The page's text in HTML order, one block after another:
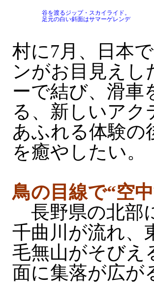
谷を渡るジップ・スカイライド。
足元の白い斜面はサマーゲレンデ
村に7月、日本
ンがお目見えし
ーで結び、滑車
る、新しいアク
あふれる体験の
を癒やしたい。
鳥の目線で“空
長野県の北部
千曲川が流れ、
毛無山がそびえ
面に集落が広が